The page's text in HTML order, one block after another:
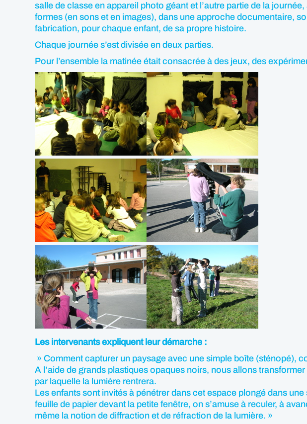
salle de classe en appareil photo géant et l’autre partie de la
formes (en sons et en images), dans une approche documentaire,
fabrication, pour chaque enfant, de sa propre histoire.
Chaque journée s’est divisée en deux parties.
Pour l’ensemble la matinée était consacrée à des jeux, des
Les intervenants expliquent leur démarche :
» Comment capturer un paysage avec une simple boîte (sténopé),
A l’aide de grands plastiques opaques noirs, nous allons
par laquelle la lumière rentrera.
Les enfants sont invités à pénétrer dans cet espace plongé dans
feuille de papier devant la petite fenêtre, on s’amuse à reculer, à
même la notion de diffraction et de réfraction de la lumière. »